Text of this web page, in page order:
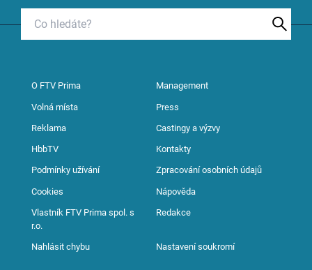
O FTV Prima Management
Volná místa Press
Reklama Castingy a výzvy
HbbTV Kontakty
Podmínky užívání Zpracování osobních údajů
Cookies Nápověda
Vlastník FTV Prima spol. s
r.o.
Redakce
Nahlásit chybu Nastavení soukromí